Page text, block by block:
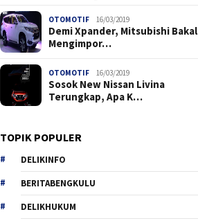
OTOMOTIF 16/03/2019
Demi Xpander, Mitsubishi Bakal
Mengimpor…
OTOMOTIF 16/03/2019
Sosok New Nissan Livina
Terungkap, Apa K…
TOPIK POPULER
DELIKINFO
BERITABENGKULU
DELIKHUKUM